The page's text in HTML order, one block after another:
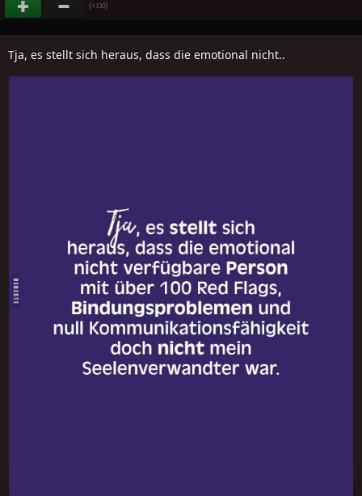
(+130)
Tja, es stellt sich heraus, dass die emotional nicht..